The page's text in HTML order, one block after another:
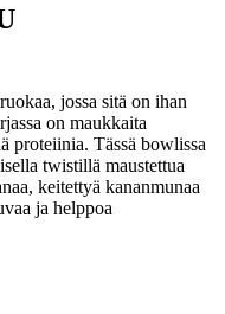
jossa sitä on ihan
on maukkaita
proteiinia. Tässä bowlissa
twistillä maustettua
keitettyä kananmunaa
ja helppoa